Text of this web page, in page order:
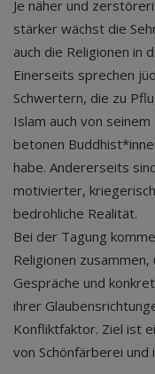
Je näher und
stärker wächst die
auch die Religionen in
Einerseits sprechen
Schwertern, die zu
Islam auch von
betonen
habe. Andererseits
motivierter,
bedrohliche Realität.
Bei der Tagung
Religionen
Gespräche und
ihrer
Konfliktfaktor. Ziel ist
von Schönfärberei